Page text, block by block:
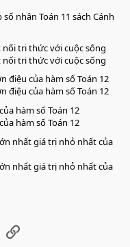
nhân Toán 11 sách Cánh
nối tri thức với cuộc sống
nối tri thức với cuộc sống
điệu của hàm số Toán 12
điệu của hàm số Toán 12
hàm số Toán 12
hàm số Toán 12
nhất giá trị nhỏ nhất của
nhất giá trị nhỏ nhất của
Link